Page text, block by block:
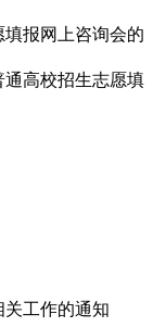
通高校招生志愿填
关工作的通知